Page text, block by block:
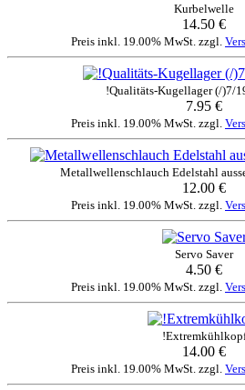
Kurbelwelle
14.50 €
Preis inkl. 19.00% MwSt. zzgl.
!Qualitäts-Kugellager (/)7/
7.95 €
Preis inkl. 19.00% MwSt. zzgl.
Metallwellenschlauch Edelstahl
12.00 €
Preis inkl. 19.00% MwSt. zzgl.
Servo Saver
4.50 €
Preis inkl. 19.00% MwSt. zzgl.
14.00 €
Preis inkl. 19.00% MwSt. zzgl.